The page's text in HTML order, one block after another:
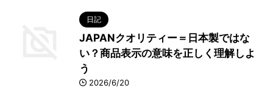
日記
JAPANクオリティー＝日本製ではな
い？商品表示の意味を正しく理解しよ
う
2026/6/20